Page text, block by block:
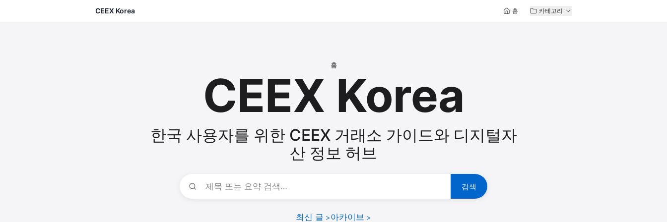
CEEX Korea 홈 카테고리
홈
CEEX Korea
한국 사용자를 위한 CEEX 거래소 가이드와 디지털자
산 정보 허브
제목 또는 요약 검색…
검색
최신 글 아카이브